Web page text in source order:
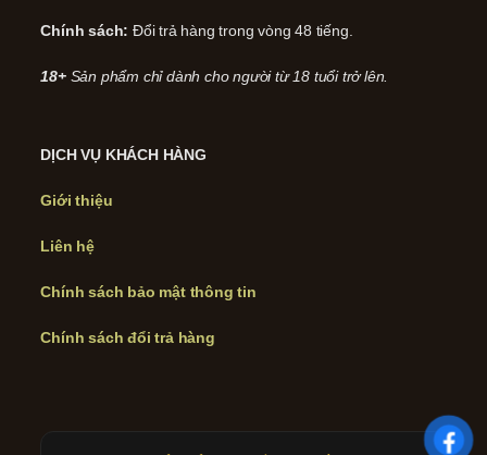
Chính sách: Đổi trả hàng trong vòng 48 tiếng.
18+ Sản phẩm chỉ dành cho người từ 18 tuổi trở lên.
DỊCH VỤ KHÁCH HÀNG
Giới thiệu
Liên hệ
Chính sách bảo mật thông tin
Chính sách đổi trả hàng